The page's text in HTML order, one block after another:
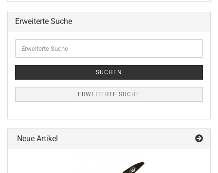
Erweiterte Suche
Suche
SUCHEN
ERWEITERTE SUCHE
Neue Artikel